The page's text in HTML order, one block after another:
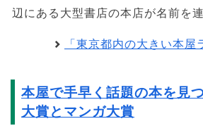
辺にある大型書店の本店が名前を連
「東京都内の大きい本屋
本屋で手早く話題の本を見
大賞とマンガ大賞